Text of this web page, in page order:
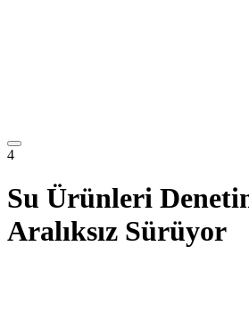
4
Su Ürünleri
Aralıksız Sürüyor